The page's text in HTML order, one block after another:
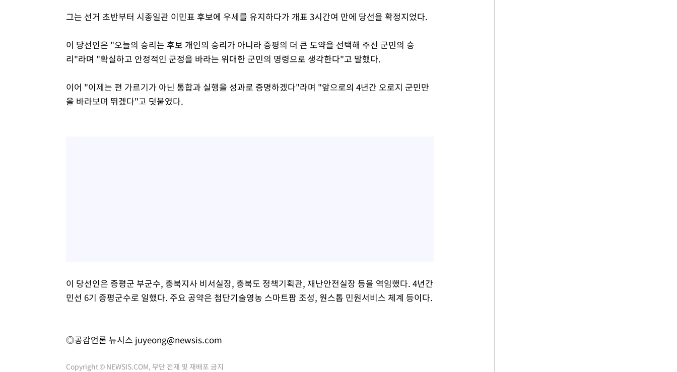
그는 선거 초반부터 시종일관 이민표 후보에 우세를 유지하다가 개표 3시간여 만에 당선을 확정지었다.
이 당선인은 "오늘의 승리는 후보 개인의 승리가 아니라 증평의 더 큰 도약을 선택해 주신 군민의 승
리"라며 "확실하고 안정적인 군정을 바라는 위대한 군민의 명령으로 생각한다"고 말했다.
이어 "이제는 편 가르기가 아닌 통합과 실행을 성과로 증명하겠다"라며 "앞으로의 4년간 오로지 군민만
을 바라보며 뛰겠다"고 덧붙였다.
이 당선인은 증평군 부군수, 충북지사 비서실장, 충북도 정책기획관, 재난안전실장 등을 역임했다. 4년간
민선 6기 증평군수로 일했다. 주요 공약은 첨단기술영농 스마트팜 조성, 원스톱 민원서비스 체계 등이다.
◎공감언론 뉴시스 juyeong@newsis.com
Copyright © NEWSIS.COM, 무단 전재 및 재배포 금지